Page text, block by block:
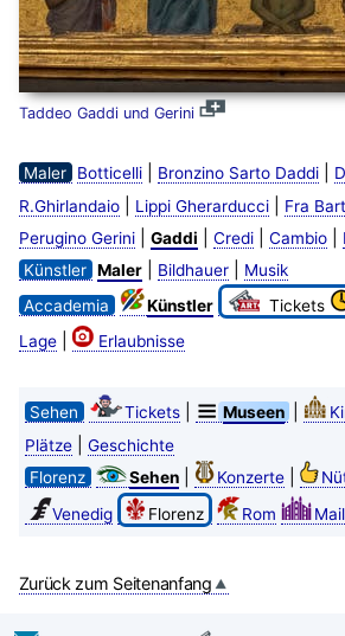
Taddeo Gaddi und Gerini
Maler Botticelli| Bronzino Sarto Daddi|
R.Ghirlandaio| Lippi Gherarducci| Fra
Perugino Gerini| Gaddi Credi| Cambio|
Künstler Maler| Bildhauer|
Musik
Accademia
Künstler Tickets
Lage| Erlaubnisse
Sehen Tickets| Museen
Plätze| Geschichte
Florenz
Sehen| Konzerte|
Venedig
Florenz Rom
Zurück zum Seitenanfang